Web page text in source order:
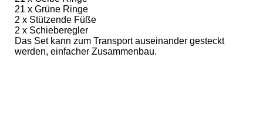
21 x Grüne Ringe
2 x Stützende Füße
2 x Schieberegler
Das Set kann zum Transport auseinander gesteckt
werden, einfacher Zusammenbau.